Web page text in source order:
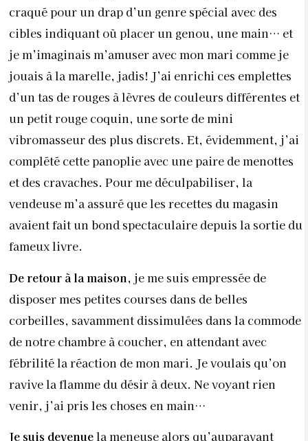
craqué pour un drap d’un genre spécial avec des
cibles indiquant où placer un genou, une main… et
je m’imaginais m’amuser avec mon mari comme je
jouais à la marelle, jadis! J’ai enrichi ces emplettes
d’un tas de rouges à lèvres de couleurs différentes et
un petit rouge coquin, une sorte de mini
vibromasseur des plus discrets. Et, évidemment, j’ai
complété cette panoplie avec une paire de menottes
et des cravaches. Pour me déculpabiliser, la
vendeuse m’a assuré que les recettes du magasin
avaient fait un bond spectaculaire depuis la sortie du
fameux livre.
De retour à la maison, je me suis empressée de
disposer mes petites courses dans de belles
corbeilles, savamment dissimulées dans la commode
de notre chambre à coucher, en attendant avec
fébrilité la réaction de mon mari. Je voulais qu’on
ravive la flamme du désir à deux. Ne voyant rien
venir, j’ai pris les choses en main…
Je suis devenuela meneuse alors qu’auparavant